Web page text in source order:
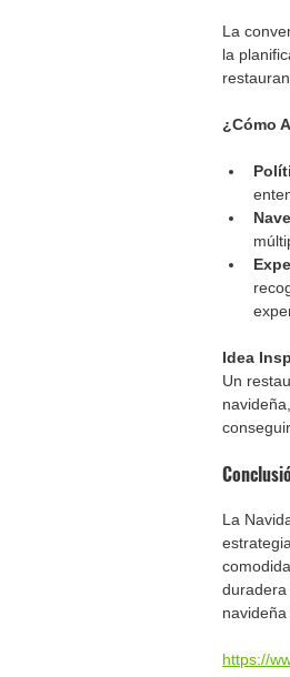
La
la
¿Cómo
Idea
Un
La
duradera
https://